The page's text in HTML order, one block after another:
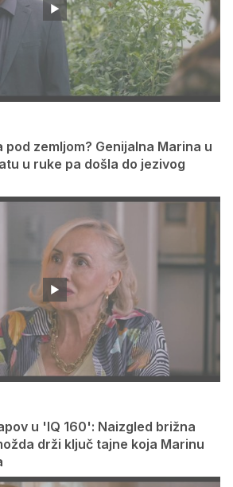
pod zemljom? Genijalna Marina u
u ruke pa došla do jezivog
u 'IQ 160': Naizgled brižna
drži ključ tajne koja Marinu